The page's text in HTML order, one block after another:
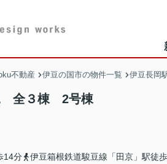
不動産 伊豆の国市の物件一覧 伊豆長岡
全３棟 2号棟
14分
伊豆箱根鉄道駿豆線「田京」駅徒